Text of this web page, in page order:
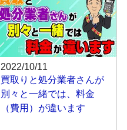
2022/10/11
買取りと処分業者さんが
別々と一緒では、料金
（費用）が違います